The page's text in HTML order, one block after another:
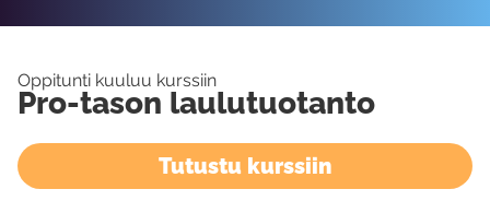
Oppitunti kuuluu kurssiin
Pro-tason laulutuotanto
Tutustu kurssiin